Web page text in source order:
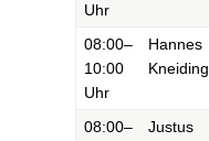
Uhr
08:00–
10:00
Uhr
Hannes
Kneiding
08:00–
Justus